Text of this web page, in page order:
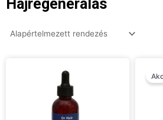
Hajregenerálás